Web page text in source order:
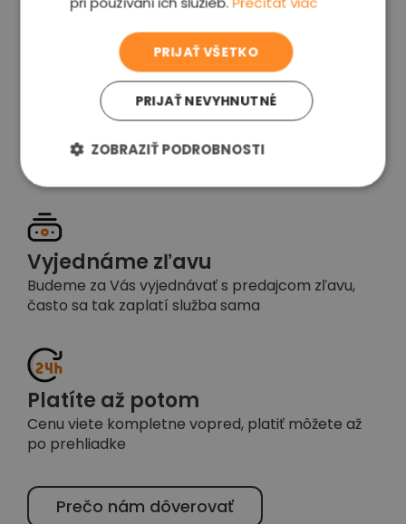
voľba
Garancia spokojnosti
Pokiaľ nebudete s našou prácou spokojní,
Vyjednáme zľavu
Budeme za Vás vyjednávať s predajcom zľavu,
často sa tak zaplatí služba sama
Platíte až potom
Cenu viete kompletne vopred, platiť môžete až
po prehliadke
Prečo nám dôverovať
PRIJAŤ VŠETKO
PRIJAŤ NEVYHNUTNÉ
ZOBRAZIŤ PODROBNOSTI